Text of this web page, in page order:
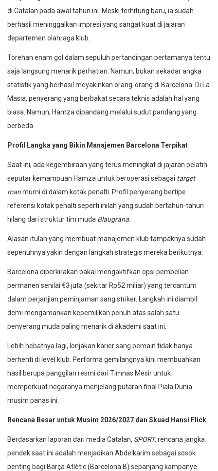
di Catalan pada awal tahun ini. Meski terhitung baru, ia sudah
berhasil meninggalkan impresi yang sangat kuat di jajaran
departemen olahraga klub.
Torehan enam gol dalam sepuluh pertandingan pertamanya tentu
saja langsung menarik perhatian. Namun, bukan sekadar angka
statistik yang berhasil meyakinkan orang-orang di Barcelona. Di La
Masia, penyerang yang berbakat secara teknis adalah hal yang
biasa. Namun, Hamza dipandang melalui sudut pandang yang
berbeda.
Profil Langka yang Bikin Manajemen Barcelona Terpikat
Saat ini, ada kegembiraan yang terus meningkat di jajaran pelatih
seputar kemampuan Hamza untuk beroperasi sebagai target
manmurni di dalam kotak penalti. Profil penyerang bertipe
referensi kotak penalti seperti inilah yang sudah bertahun-tahun
hilang dari struktur tim muda Blaugrana
Alasan itulah yang membuat manajemen klub tampaknya sudah
sepenuhnya yakin dengan langkah strategis mereka berikutnya:
Barcelona diperkirakan bakal mengaktifkan opsi pembelian
permanen senilai €3 juta (sekitar Rp52 miliar) yang tercantum
dalam perjanjian peminjaman sang striker. Langkah ini diambil
demi mengamankan kepemilikan penuh atas salah satu
penyerang muda paling menarik di akademi saat ini.
Lebih hebatnya lagi, lonjakan karier sang pemain tidak hanya
berhenti di level klub. Performa gemilangnya kini membuahkan
hasil berupa panggilan resmi dari Timnas Mesir untuk
memperkuat negaranya menjelang putaran final Piala Dunia
musim panas ini.
Rencana Besar untuk Musim 2026/2027 dan Skuad Hansi Flick
Berdasarkan laporan dari media Catalan, SPORT, rencana jangka
pendek saat ini adalah menjadikan Abdelkarim sebagai sosok
penting bagi Barça Atlètic (Barcelona B) sepanjang kampanye